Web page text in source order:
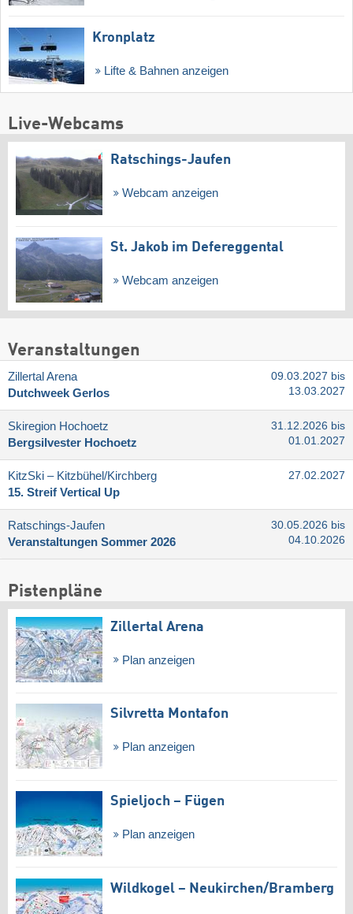
Kronplatz
Lifte & Bahnen anzeigen
Live-Webcams
Ratschings-Jaufen
Webcam anzeigen
St. Jakob im Defereggental
Webcam anzeigen
Veranstaltungen
Zillertal Arena
Dutchweek Gerlos
09.03.2027 bis
13.03.2027
Skiregion Hochoetz
Bergsilvester Hochoetz
31.12.2026 bis
01.01.2027
KitzSki – Kitzbühel/​Kirchberg
15. Streif Vertical Up
27.02.2027
Ratschings-Jaufen
Veranstaltungen Sommer 2026
30.05.2026 bis
04.10.2026
Pistenpläne
Zillertal Arena
Plan anzeigen
Silvretta Montafon
Plan anzeigen
Spieljoch – Fügen
Plan anzeigen
Wildkogel – Neukirchen/​Bramberg